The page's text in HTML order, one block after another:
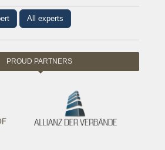
All experts
PROUD PARTNERS